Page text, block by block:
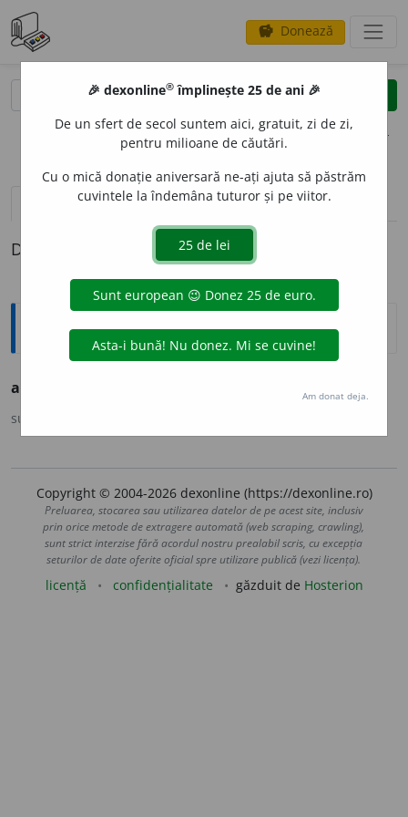
savings Donează
clear
opțiuni
definiții (1) pronunțievolume_up (50)
Definiția cu ID-ul 219702:
Ortografice DOOM
abs
sursa:
Copyright © 2004-2026 dexonline (https://dexonline.ro)
Preluarea, stocarea sau utilizarea datelor de pe acest site, inclusiv
prin orice metode de extragere automată (web scraping, crawling),
sunt strict interzise fără acordul nostru prealabil scris, cu excepția
seturilor de date oferite oficial spre utilizare publică (vezi licența).
licență confidențialitate găzduit de Hosterion
🎉 dexonline® împlinește 25 de ani 🎉
De un sfert de secol suntem aici, gratuit, zi de zi,
pentru milioane de căutări.
Cu o mică donație aniversară ne-ați ajuta să păstrăm
cuvintele la îndemâna tuturor și pe viitor.
Am donat deja.